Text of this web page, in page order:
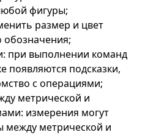
фигуры;
размер и цвет
обозначения;
при выполнении команд
появляются подсказки,
с операциями;
метрической и
измерения могут
между метрической и